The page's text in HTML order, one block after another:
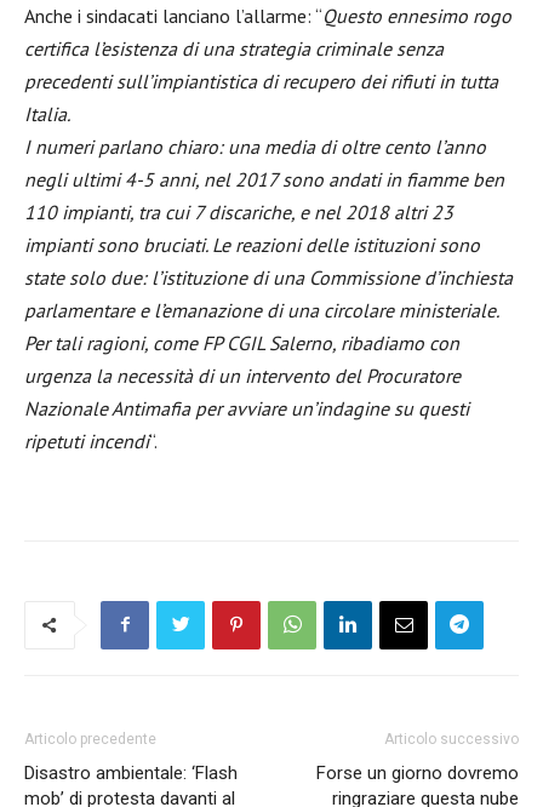
Anche i sindacati lanciano l’allarme: “Questo ennesimo rogo
certifica l’esistenza di una strategia criminale senza
precedenti sull’impiantistica di recupero dei rifiuti in tutta
Italia.
I numeri parlano chiaro: una media di oltre cento l’anno
negli ultimi 4-5 anni, nel 2017 sono andati in fiamme ben
110 impianti, tra cui 7 discariche, e nel 2018 altri 23
impianti sono bruciati. Le reazioni delle istituzioni sono
state solo due: l’istituzione di una Commissione d’inchiesta
parlamentare e l’emanazione di una circolare ministeriale.
Per tali ragioni, come FP CGIL Salerno, ribadiamo con
urgenza la necessità di un intervento del Procuratore
Nazionale Antimafia per avviare un’indagine su questi
ripetuti incendi“.
Articolo precedente
Disastro ambientale: ‘Flash
mob’ di protesta davanti al
Articolo successivo
Forse un giorno dovremo
ringraziare questa nube